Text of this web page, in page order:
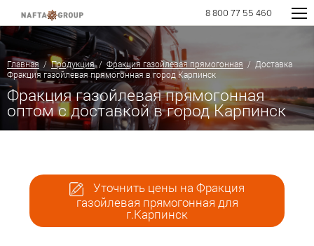
8 800 77 55 460
Главная /Продукция/ Фракция газойлевая прямогонная / Доставка
Фракция газойлевая прямогонная в город Карпинск
Фракция газойлевая прямогонная
оптом с доставкой в город Карпинск
Уточнить цены на Фракция
газойлевая прямогонная для
г.Карпинск